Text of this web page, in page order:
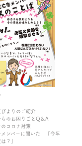
よりのご紹介
のお困りごとQ＆A
コロナ対策
ンバーに聞いた 「今年
？」